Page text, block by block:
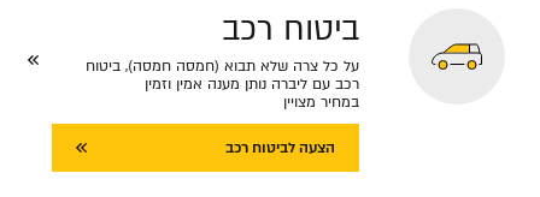
ביטוח רכב
על כל צרה שלא תבוא (חמסה חמסה), ביטוח
רכב עם ליברה נותן מענה אמין וזמין
במחיר מצויין
הצעה לביטוח רכב